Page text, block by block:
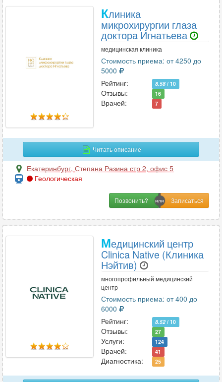
Терапия
37
Ф
Физиотерапия
1
Хирургия-ортопедия
Цефалгология
Клиника
микрохирургии глаза
доктора Игнатьева
медицинская клиника
Стоимость приема: от 4250 до
5000
Рейтинг:
8.58 / 10
Отзывы: 16
Врачей: 7
Читать описание
Екатеринбург, Степана Разина стр 2, офис 5
Геологическая
Позвонить?
Медицинский центр
Clinica Native (Клиника
Нэйтив)
многопрофильный медицинский
центр
Стоимость приема: от 400 до
6000
Рейтинг:
8.52 / 10
Отзывы: 27
Услуги: 124
Врачей: 41
Диагностика: 25